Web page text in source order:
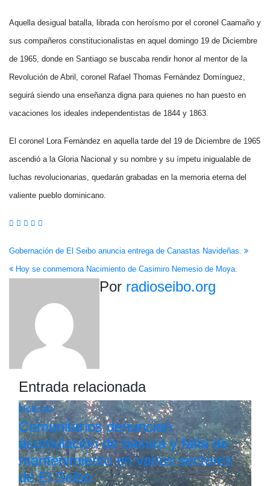
Aquella desigual batalla, librada con heroísmo por el coronel Caamaño y
sus compañeros constitucionalistas en aquel domingo 19 de Diciembre
de 1965, donde en Santiago se buscaba rendir honor al mentor de la
Revolución de Abril, coronel Rafael Thomas Fernàndez Domínguez,
seguirá siendo una enseñanza digna para quienes no han puesto en
vacaciones los ideales independentistas de 1844 y 1863.
El coronel Lora Fernàndez en aquella tarde del 19 de Diciembre de 1965
ascendió a la Gloria Nacional y su nombre y su ímpetu inigualable de
luchas revolucionarias, quedarán grabadas en la memoria eterna del
valiente pueblo dominicano.
Navegación
de
entradas
Gobernación de El Seibo anuncia entrega de Canastas Navideñas.
Hoy se conmemora Nacimiento de Casimiro Nemesio de Moya.
Por radioseibo.org
Entrada relacionada
Noticias
Comunitarios denuncian
acumulación de basura y falta de
mantenimiento en varios sectores
de El Seibo